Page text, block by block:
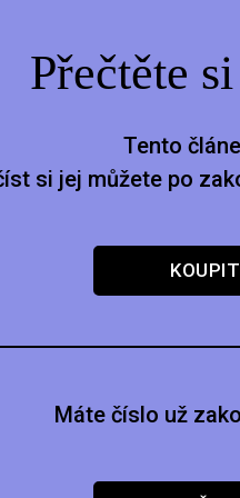
Přečtěte
Tento
si jej můžete po
Máte číslo už